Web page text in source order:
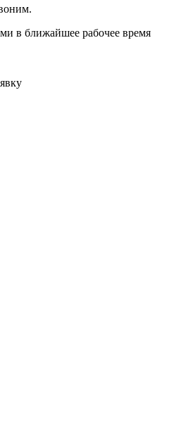
в ближайшее рабочее время